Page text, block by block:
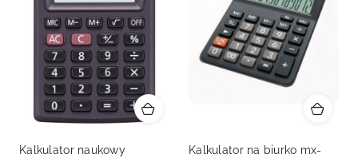
Kalkulator naukowy
Kalkulator na biurko mx-